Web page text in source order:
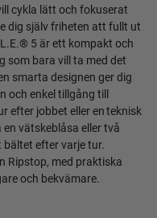
cykla lätt och fokuserat
dig själv friheten att fullt ut
5 är ett kompakt och
som bara vill ta med det
smarta designen ger dig
och enkel tillgång till
efter jobbet eller en teknisk
vätskeblåsa eller två
efter varje tur.
Ripstop, med praktiska
och bekvämare.